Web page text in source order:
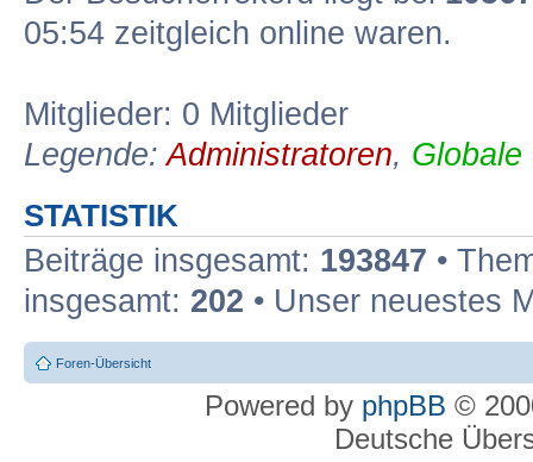
05:54 zeitgleich online waren.
Mitglieder: 0 Mitglieder
Legende:Administratoren, Globale
STATISTIK
Beiträge insgesamt: 193847 •
insgesamt: 202 • Unser neuestes
Foren-Übersicht
Powered by phpBB ©
Deutsche